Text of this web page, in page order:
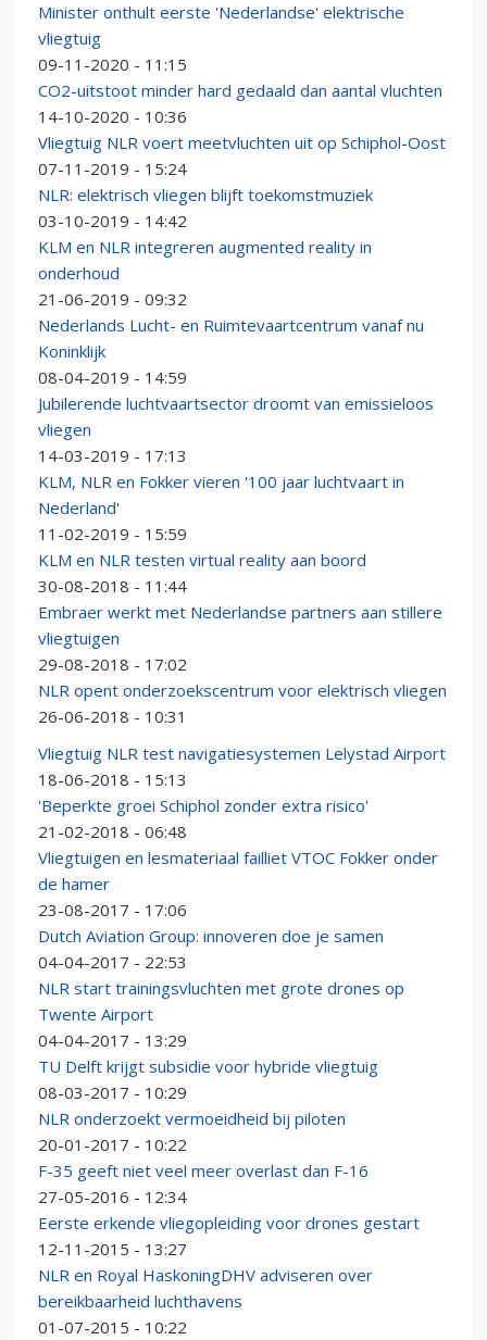
Minister onthult eerste 'Nederlandse' elektrische
vliegtuig
09-11-2020 - 11:15
CO2-uitstoot minder hard gedaald dan aantal vluchten
14-10-2020 - 10:36
Vliegtuig NLR voert meetvluchten uit op Schiphol-Oost
07-11-2019 - 15:24
NLR: elektrisch vliegen blijft toekomstmuziek
03-10-2019 - 14:42
KLM en NLR integreren augmented reality in
onderhoud
21-06-2019 - 09:32
Nederlands Lucht- en Ruimtevaartcentrum vanaf nu
Koninklijk
08-04-2019 - 14:59
Jubilerende luchtvaartsector droomt van emissieloos
vliegen
14-03-2019 - 17:13
KLM, NLR en Fokker vieren '100 jaar luchtvaart in
Nederland'
11-02-2019 - 15:59
KLM en NLR testen virtual reality aan boord
30-08-2018 - 11:44
Embraer werkt met Nederlandse partners aan stillere
vliegtuigen
29-08-2018 - 17:02
NLR opent onderzoekscentrum voor elektrisch vliegen
26-06-2018 - 10:31
Vliegtuig NLR test navigatiesystemen Lelystad Airport
18-06-2018 - 15:13
'Beperkte groei Schiphol zonder extra risico'
21-02-2018 - 06:48
Vliegtuigen en lesmateriaal failliet VTOC Fokker onder
de hamer
23-08-2017 - 17:06
Dutch Aviation Group: innoveren doe je samen
04-04-2017 - 22:53
NLR start trainingsvluchten met grote drones op
Twente Airport
04-04-2017 - 13:29
TU Delft krijgt subsidie voor hybride vliegtuig
08-03-2017 - 10:29
NLR onderzoekt vermoeidheid bij piloten
20-01-2017 - 10:22
F-35 geeft niet veel meer overlast dan F-16
27-05-2016 - 12:34
Eerste erkende vliegopleiding voor drones gestart
12-11-2015 - 13:27
NLR en Royal HaskoningDHV adviseren over
bereikbaarheid luchthavens
01-07-2015 - 10:22